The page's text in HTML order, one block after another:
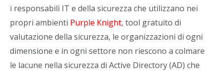
i responsabili IT e della sicurezza che utilizzano nei
propri ambienti Purple Knight, tool gratuito di
valutazione della sicurezza, le organizzazioni di ogni
dimensione e in ogni settore non riescono a colmare
le lacune nella sicurezza di Active Directory (AD) che